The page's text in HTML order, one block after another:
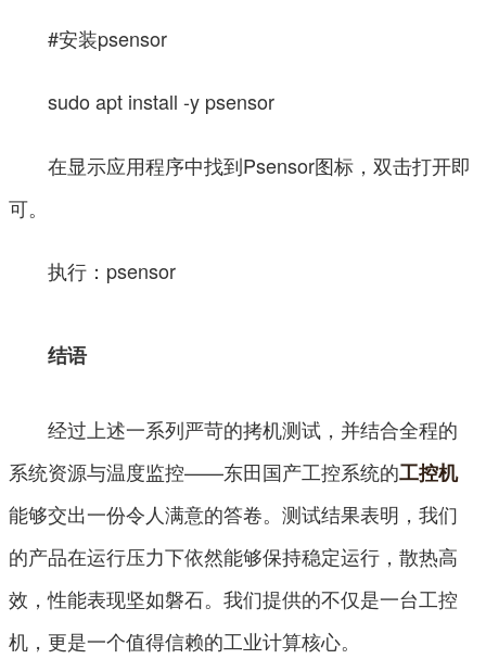
#安装psensor
sudo apt install -y psensor
在显示应用程序中找到Psensor图标，双击打开即
可。
执行：psensor
结语
经过上述一系列严苛的拷机测试，并结合全程的
系统资源与温度监控——东田国产工控系统的工控机
能够交出一份令人满意的答卷。测试结果表明，我们
的产品在运行压力下依然能够保持稳定运行，散热高
效，性能表现坚如磐石。我们提供的不仅是一台工控
机，更是一个值得信赖的工业计算核心。